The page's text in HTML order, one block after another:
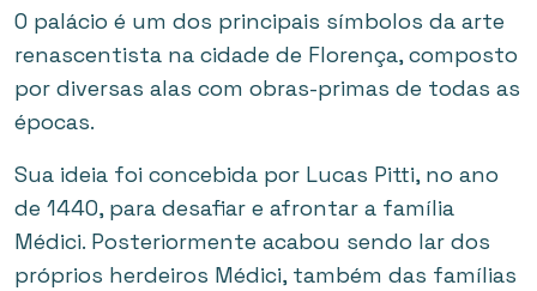
O palácio é um dos principais símbolos da arte
renascentista na cidade de Florença, composto
por diversas alas com obras-primas de todas as
épocas.
Sua ideia foi concebida por Lucas Pitti, no ano
de 1440, para desafiar e afrontar a família
Médici. Posteriormente acabou sendo lar dos
próprios herdeiros Médici, também das famílias